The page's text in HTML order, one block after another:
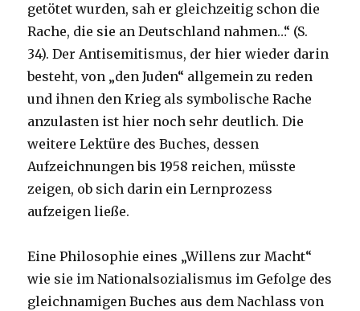
getötet wurden, sah er gleichzeitig schon die
Rache, die sie an Deutschland nahmen…“ (S.
34). Der Antisemitismus, der hier wieder darin
besteht, von „den Juden“ allgemein zu reden
und ihnen den Krieg als symbolische Rache
anzulasten ist hier noch sehr deutlich. Die
weitere Lektüre des Buches, dessen
Aufzeichnungen bis 1958 reichen, müsste
zeigen, ob sich darin ein Lernprozess
aufzeigen ließe.
Eine Philosophie eines „Willens zur Macht“
wie sie im Nationalsozialismus im Gefolge des
gleichnamigen Buches aus dem Nachlass von